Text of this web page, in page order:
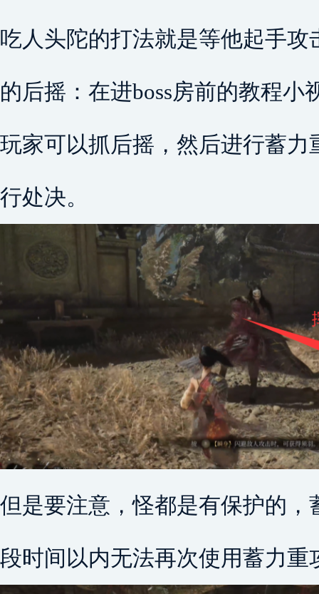
吃人头陀的打法就是等他起手
的后摇：在进boss房前的教程小
玩家可以抓后摇，然后进行蓄
行处决。
但是要注意，怪都是有保护的
段时间以内无法再次使用蓄力重